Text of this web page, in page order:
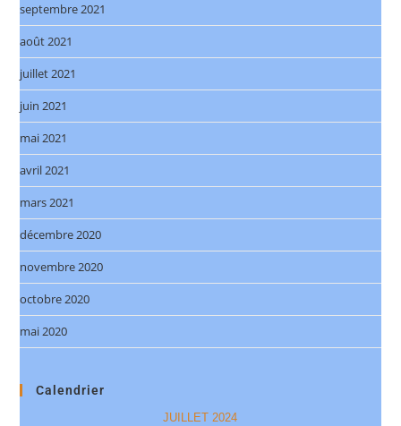
septembre 2021
août 2021
juillet 2021
juin 2021
mai 2021
avril 2021
mars 2021
décembre 2020
novembre 2020
octobre 2020
mai 2020
Calendrier
JUILLET 2024